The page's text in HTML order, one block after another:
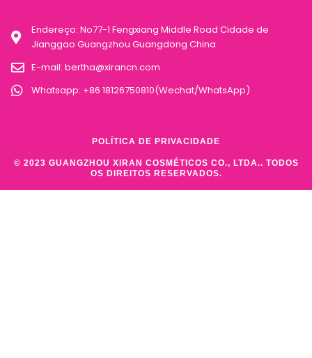
Endereço: No77-1 Fengxiang Middle Road Cidade de
Jianggao Guangzhou Guangdong China
E-mail: bertha@xirancn.com
Whatsapp: +86 18126750810(Wechat/WhatsApp)
© 2023 GUANGZHOU XIRAN COSMÉTICOS CO., LTDA.. TODOS
OS DIREITOS RESERVADOS.
POLÍTICA DE PRIVACIDADE